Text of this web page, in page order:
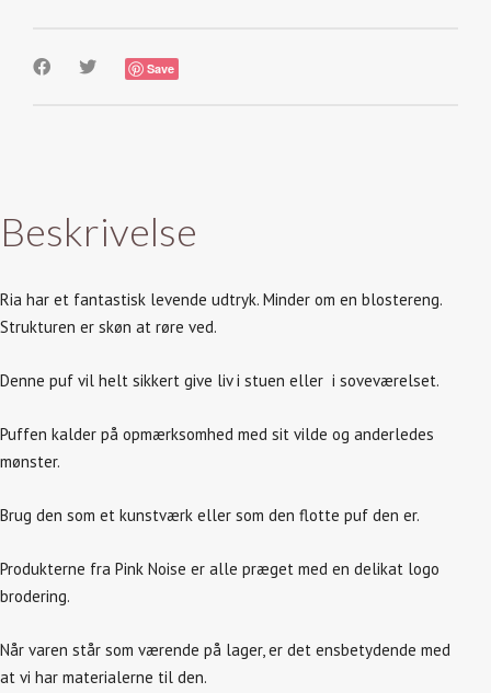
Save
Beskrivelse
Ria har et fantastisk levende udtryk. Minder om en blostereng.
Strukturen er skøn at røre ved.
Denne puf vil helt sikkert give liv i stuen eller i soveværelset.
Puffen kalder på opmærksomhed med sit vilde og anderledes
mønster.
Brug den som et kunstværk eller som den flotte puf den er.
Produkterne fra Pink Noise er alle præget med en delikat logo
brodering.
Når varen står som værende på lager, er det ensbetydende med
at vi har materialerne til den.